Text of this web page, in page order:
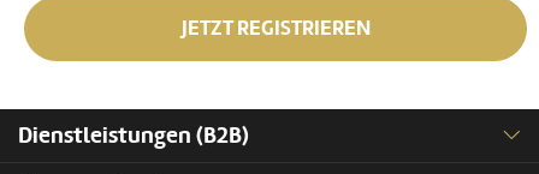
JETZT REGISTRIEREN
Dienstleistungen (B2B)